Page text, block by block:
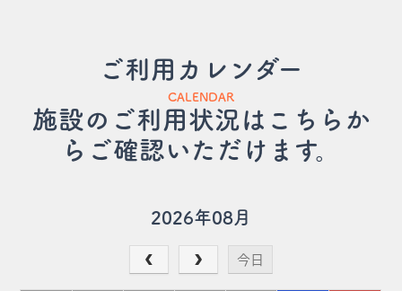
ご利用カレンダー
CALENDAR
施設のご利用状況はこちらか
らご確認いただけます。
2026年08月
今日